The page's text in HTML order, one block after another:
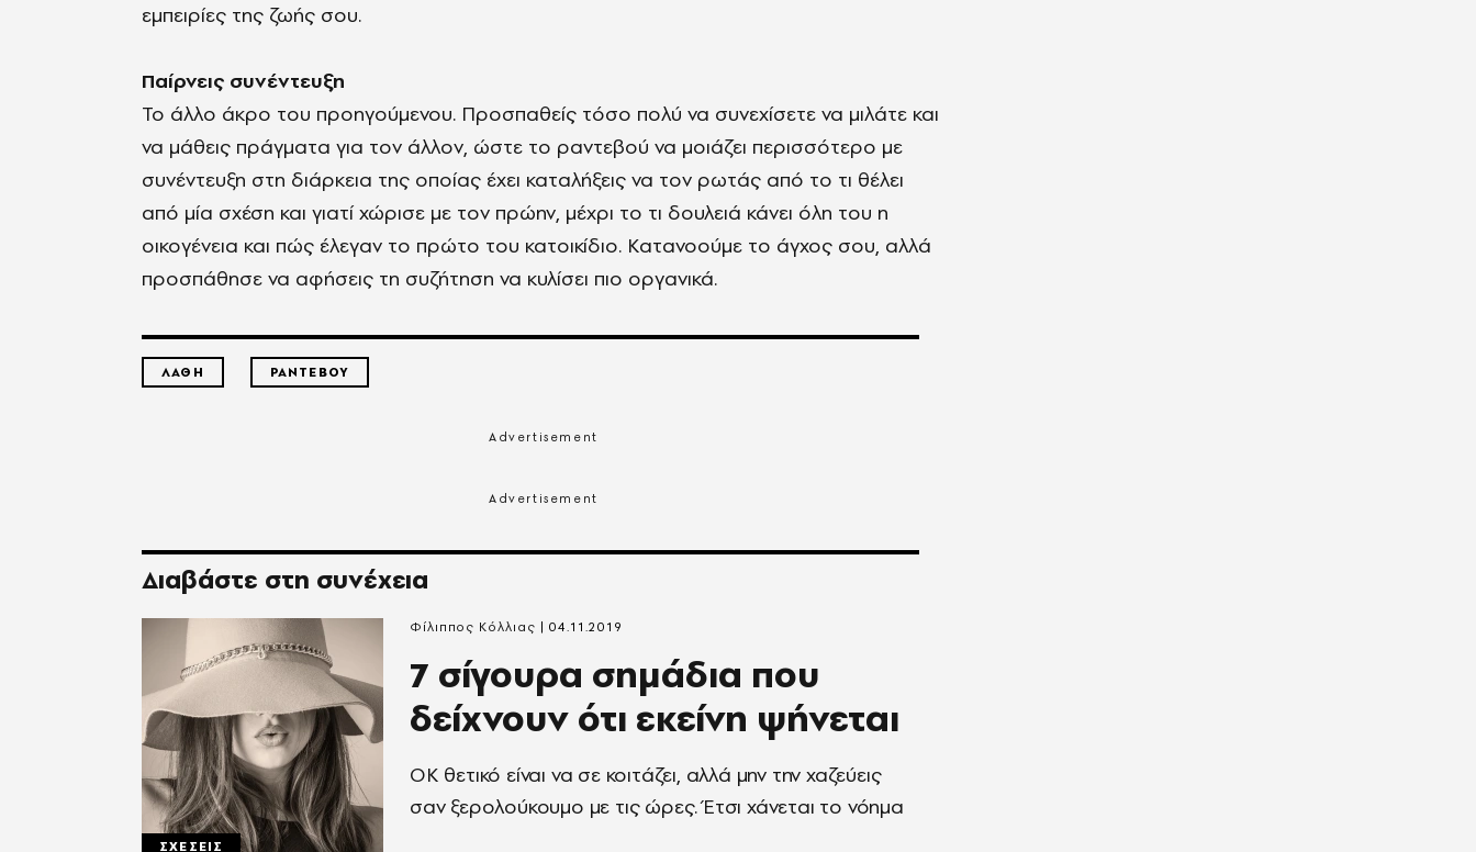
εμπειρίες της ζωής σου.
Παίρνεις συνέντευξη
Το άλλο άκρο του προηγούμενου. Προσπαθείς τόσο πολύ να συνεχίσετε να μιλάτε και
να μάθεις πράγματα για τον άλλον, ώστε το ραντεβού να μοιάζει περισσότερο με
συνέντευξη στη διάρκεια της οποίας έχει καταλήξεις να τον ρωτάς από το τι θέλει
από μία σχέση και γιατί χώρισε με τον πρώην, μέχρι το τι δουλειά κάνει όλη του η
οικογένεια και πώς έλεγαν το πρώτο του κατοικίδιο. Κατανοούμε το άγχος σου, αλλά
προσπάθησε να αφήσεις τη συζήτηση να κυλίσει πιο οργανικά.
ΛΑΘΗ ΡΑΝΤΕΒΟΥ
Διαβάστε στη συνέχεια
ΣΧΕΣΕΙΣ
7 σίγουρα σημάδια που
δείχνουν ότι εκείνη ψήνεται
ΟΚ θετικό είναι να σε κοιτάζει, αλλά μην την χαζεύεις
σαν ξερολούκουμο με τις ώρες. Έτσι χάνεται το νόημα
Φίλιππος Κόλλιας 04.11.2019